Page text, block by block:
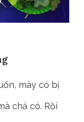
mày có bị
chả có. Rồi